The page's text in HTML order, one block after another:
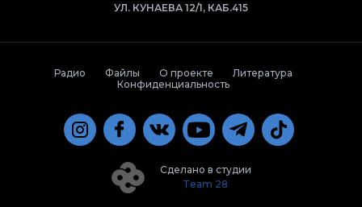
УЛ. КУНАЕВА 12/1, КАБ.415
Радио Файлы О проекте
Литература
Конфиденциальность
Сделано в студии
Team 28